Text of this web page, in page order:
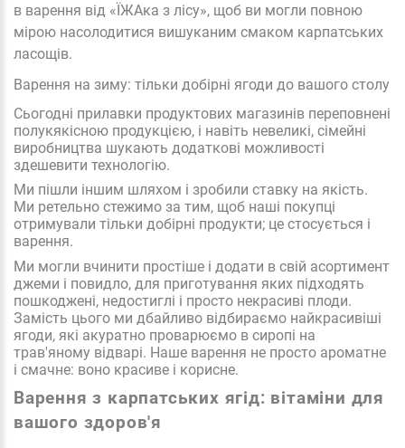
в варення від «ЇЖАка з лісу», щоб ви могли повною
мірою насолодитися вишуканим смаком карпатських
ласощів.
Варення на зиму: тільки добірні ягоди до вашого столу
Сьогодні прилавки продуктових магазинів переповнені
полукякісною продукцією, і навіть невеликі, сімейні
виробництва шукають додаткові можливості
здешевити технологію.
Ми пішли іншим шляхом і зробили ставку на якість.
Ми ретельно стежимо за тим, щоб наші покупці
отримували тільки добірні продукти; це стосується і
варення.
Ми могли вчинити простіше і додати в свій асортимент
джеми і повидло, для приготування яких підходять
пошкоджені, недостиглі і просто некрасиві плоди.
Замість цього ми дбайливо відбираємо найкрасивіші
ягоди, які акуратно проварюємо в сиропі на
трав'яному відварі. Наше варення не просто ароматне
і смачне: воно красиве і корисне.
Варення з карпатських ягід: вітаміни для
вашого здоров'я